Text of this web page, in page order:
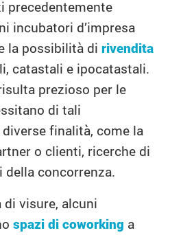
precedentemente
incubatori d’impresa
la possibilità di rivendita
catastali e ipocatastali.
prezioso per le
di tali
finalità, come la
o clienti, ricerche di
della concorrenza.
di visure, alcuni
spazi di coworking a